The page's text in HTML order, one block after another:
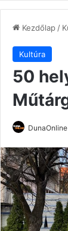
Kezdőlap/
Kultúra
50
DunaOnline